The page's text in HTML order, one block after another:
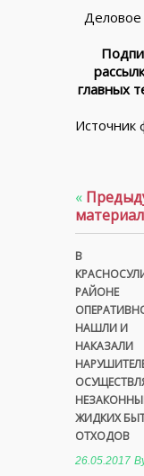
главных
Источник
«
материал
В
РАЙОНЕ
НАШЛИ И
НАКАЗАЛИ
ЖИДКИХ
ОТХОДОВ
26.05.2017